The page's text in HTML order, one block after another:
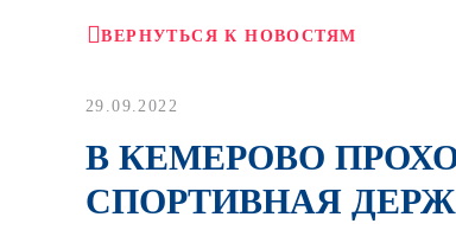
ВЕРНУТЬСЯ К НОВОСТЯМ
29.09.2022
В КЕМЕРОВО
СПОРТИВНАЯ